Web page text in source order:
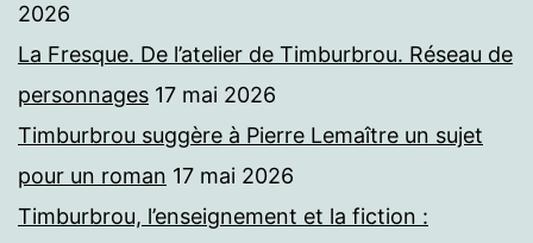
2026
La Fresque. De l’atelier de Timburbrou. Réseau de
personnages 17 mai 2026
Timburbrou suggère à Pierre Lemaître un sujet
pour un roman 17 mai 2026
Timburbrou, l’enseignement et la fiction :